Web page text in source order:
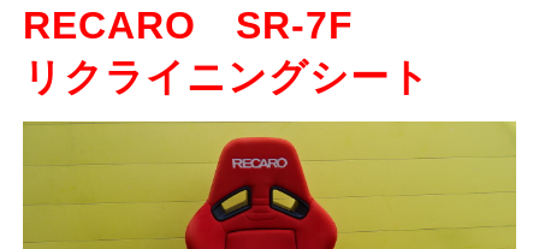
RECARO SR-7F
リクライニングシート